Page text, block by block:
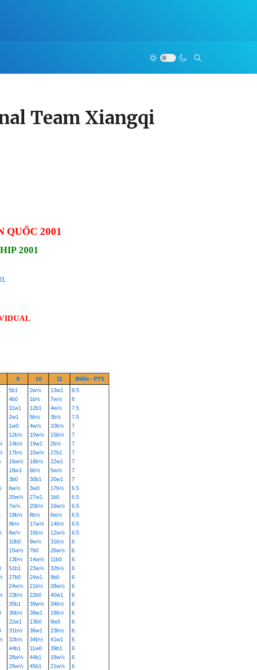
Team Xiangqi
2001
2001
9 10 11
Điểm - PTS
5b1
4b0
11w1
2w1
1w0
12b½
14b½
17b½
16w½
18w1
3b0
6w½
20w½
7w½
19b½
9b½
8w½
10b0
15w½
13b½
51b1
27b0
24w½
23b½
35b1
36b½
22w1
31b½
32b½
44b1
28w½
29w½
2w½
1b½
12b1
5b½
4w½
10w½
19w1
15w½
18b½
6b½
30b1
3w0
27w1
20b½
8b½
17w½
16b½
9w½
7b0
14w½
23w½
24w1
21b½
22b0
39w½
38w1
13b0
36w1
34b½
11w0
44b1
45b1
13w1
7w½
4w½
3b½
10b½
15b½
2b½
27b1
22w1
5w½
20w1
17b½
1b0
16w½
6w½
14b½
12w½
31b½
26w½
11b0
32b½
9b0
28w½
40w1
34b½
19b½
8w0
23b½
41w1
39b1
18w½
21w½
8.5
8
7.5
7.5
7
7
7
7
7
7
7
6.5
6.5
6.5
6.5
6.5
6.5
6
6
6
6
6
6
6
6
6
6
6
6
6
6
6